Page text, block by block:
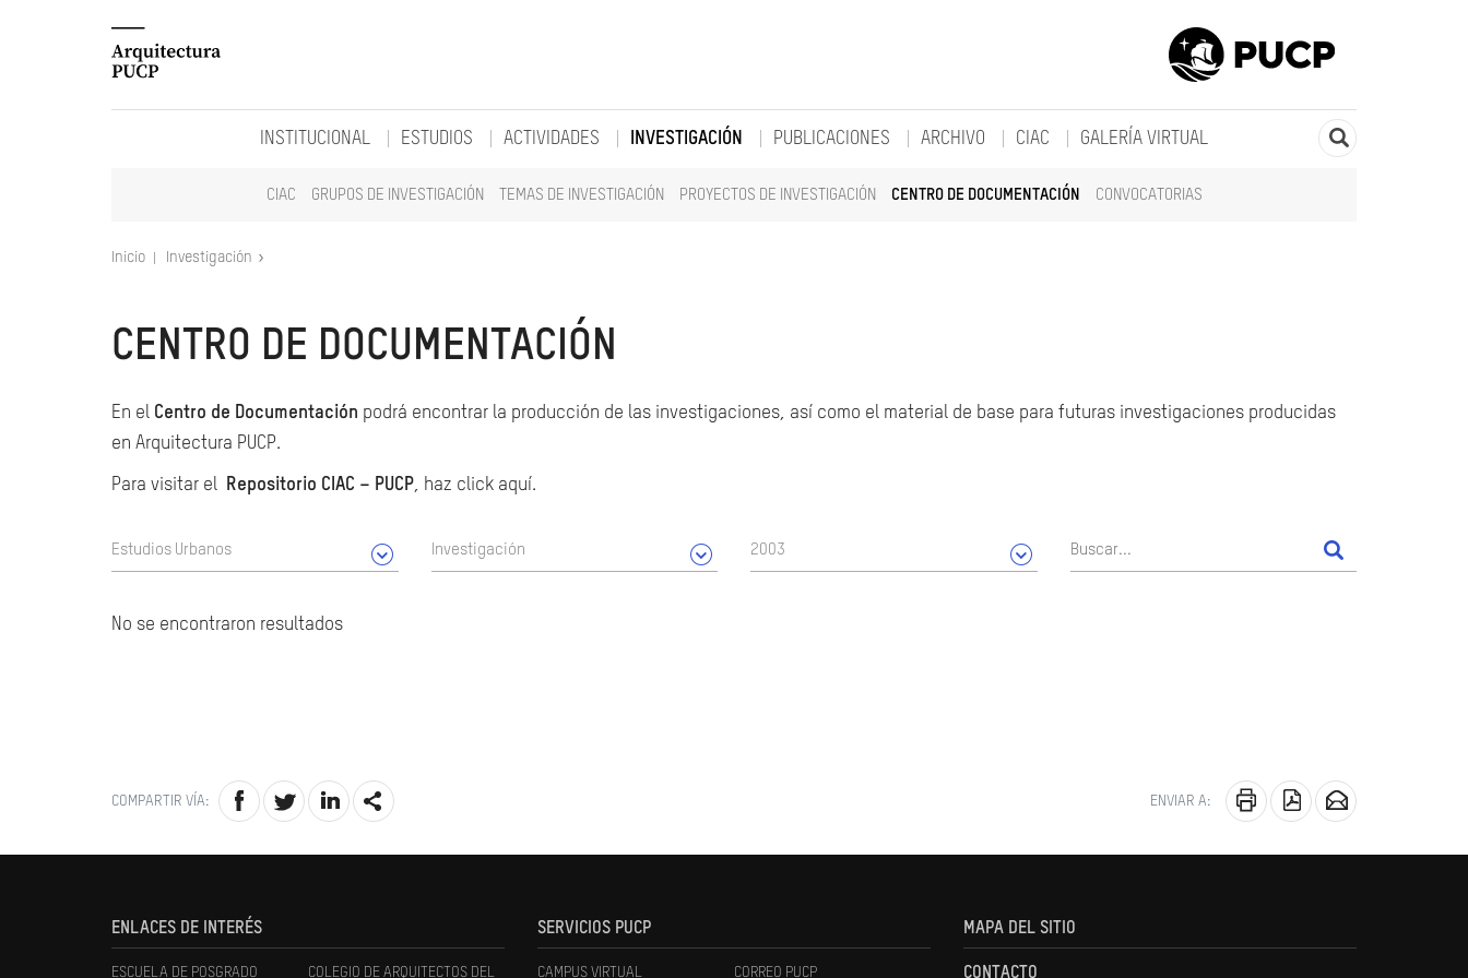
INSTITUCIONAL ESTUDIOS ACTIVIDADES INVESTIGACIÓN
CIAC GRUPOS DE INVESTIGACIÓN TEMAS DE INVESTIGACIÓN PROYECTOS DE INVESTIGACIÓN CENTRO DE DOCUMENTACIÓN CONVOCATORIAS
PUBLICACIONES ARCHIVO CIAC GALERÍA VIRTUAL
Inicio Investigación
CENTRO DE DOCUMENTACIÓN
En el Centro de Documentación podrá encontrar la producción de las investigaciones, así como el material de base para futuras investigaciones producidas
en Arquitectura PUCP.
Para visitar el Repositorio CIAC – PUCP, haz click aquí.
Estudios Urbanos Investigación 2003
No se encontraron resultados
COMPARTIR VÍA: ENVIAR A:
ENLACES DE INTERÉS
ESCUELA DE POSGRADO COLEGIO DE ARQUITECTOS DEL
SERVICIOS PUCP
CAMPUS VIRTUAL CORREO PUCP
MAPA DEL SITIO
CONTACTO